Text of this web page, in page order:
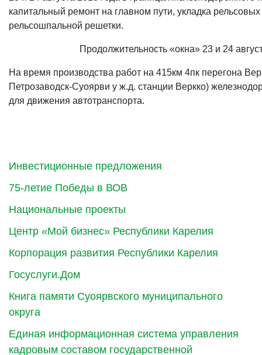
Инвестиционные предложения
75-летие Победы в ВОВ
Национальные проекты
Центр «Мой бизнес» Республики Карелия
Корпорация развития Республики Карелия
Госуслуги.Дом
Книга памяти Суоярвского муниципального
округа
Единая информационная система управления
кадровым составом государственной
капитальный ремонт на главном пути, укладка
рельсошпальной решетки.
Продолжительность «окна» 23 и 24
На время производства работ на 415км 4пк перегона
Петрозаводск-Суоярви у ж.д. станции Веркко)
для движения автотранспорта.